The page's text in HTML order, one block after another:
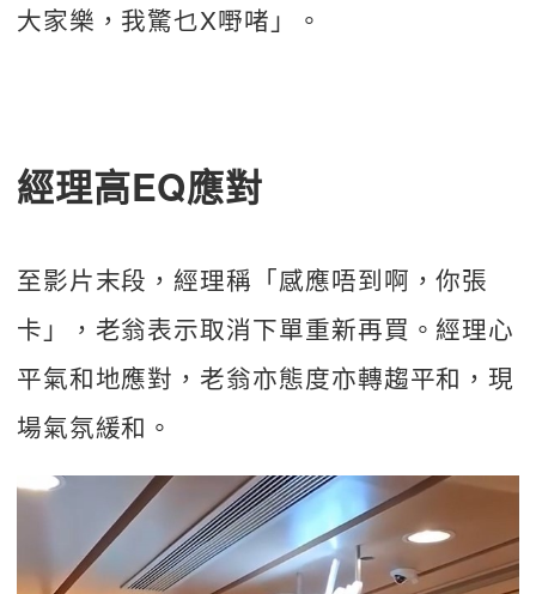
大家樂，我驚乜X嘢啫」。
經理高EQ應對
至影片末段，經理稱「感應唔到啊，你張
卡」，老翁表示取消下單重新再買。經理心
平氣和地應對，老翁亦態度亦轉趨平和，現
場氣氛緩和。